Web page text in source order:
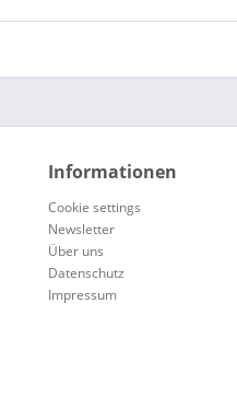
Informationen
Cookie settings
Newsletter
Über uns
Datenschutz
Impressum